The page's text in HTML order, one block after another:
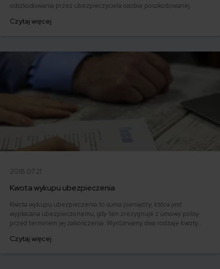
odszkodowania przez ubezpieczyciela osobie poszkodowanej.
Czytaj więcej
2018.07.21
Kwota wykupu ubezpieczenia
Kwota wykupu ubezpieczenia to suma pieniędzy, która jest
wypłacana ubezpieczonemu, gdy ten zrezygnuje z umowy polisy
przed terminem jej zakończenia. Wyróżniamy dwa rodzaje kwoty
Czytaj więcej